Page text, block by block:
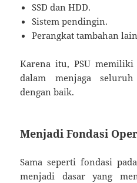
SSD dan HDD.
Sistem pendingin.
Perangkat tambahan
Karena itu, PSU
dalam menjaga
dengan baik.
Menjadi Fondasi
Sama seperti fondasi
menjadi dasar yang